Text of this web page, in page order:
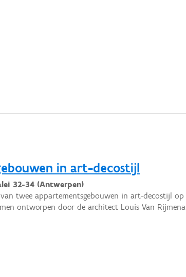
in art-decostijl
32-34 (Antwerpen)
van twee appartementsgebouwen in art-decostijl
ontworpen door de architect Louis Van